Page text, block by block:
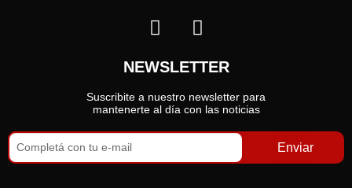
NEWSLETTER
Suscribite a nuestro newsletter para
mantenerte al día con las noticias
Enviar